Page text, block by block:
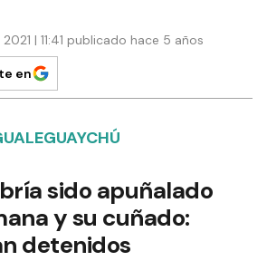
| 11:41 publicado hace 5 años
en
sido apuñalado
y su cuñado:
detenidos